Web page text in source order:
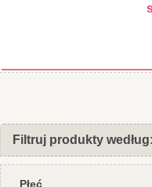
Filtruj produkty według:
Płeć